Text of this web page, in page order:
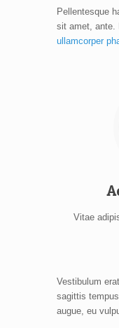
Pellentesque
sit amet, ante.
ullamcorper
Vitae
Vestibulum
sagittis
augue, eu